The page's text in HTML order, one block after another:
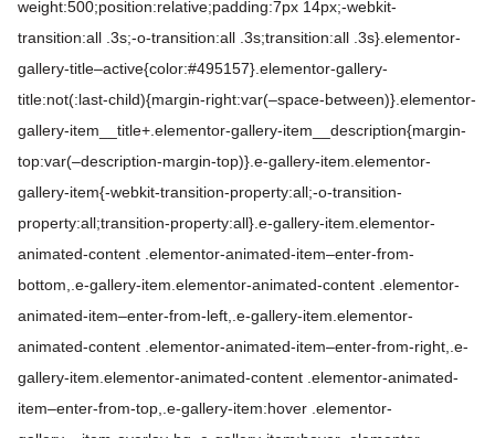
weight:500;position:relative;padding:7px 14px;-webkit-
transition:all .3s;-o-transition:all .3s;transition:all .3s}.elementor-
gallery-title–active{color:#495157}.elementor-gallery-
title:not(:last-child){margin-right:var(–space-between)}.elementor-
gallery-item__title+.elementor-gallery-item__description{margin-
top:var(–description-margin-top)}.e-gallery-item.elementor-
gallery-item{-webkit-transition-property:all;-o-transition-
property:all;transition-property:all}.e-gallery-item.elementor-
animated-content .elementor-animated-item–enter-from-
bottom,.e-gallery-item.elementor-animated-content .elementor-
animated-item–enter-from-left,.e-gallery-item.elementor-
animated-content .elementor-animated-item–enter-from-right,.e-
gallery-item.elementor-animated-content .elementor-animated-
item–enter-from-top,.e-gallery-item:hover .elementor-